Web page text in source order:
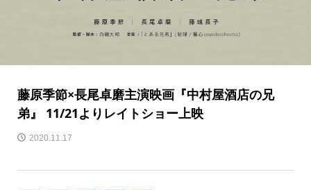
藤原季節×長尾卓磨主演映画『中村屋酒店の兄
弟』 11/21よりレイトショー上映
2020.11.17